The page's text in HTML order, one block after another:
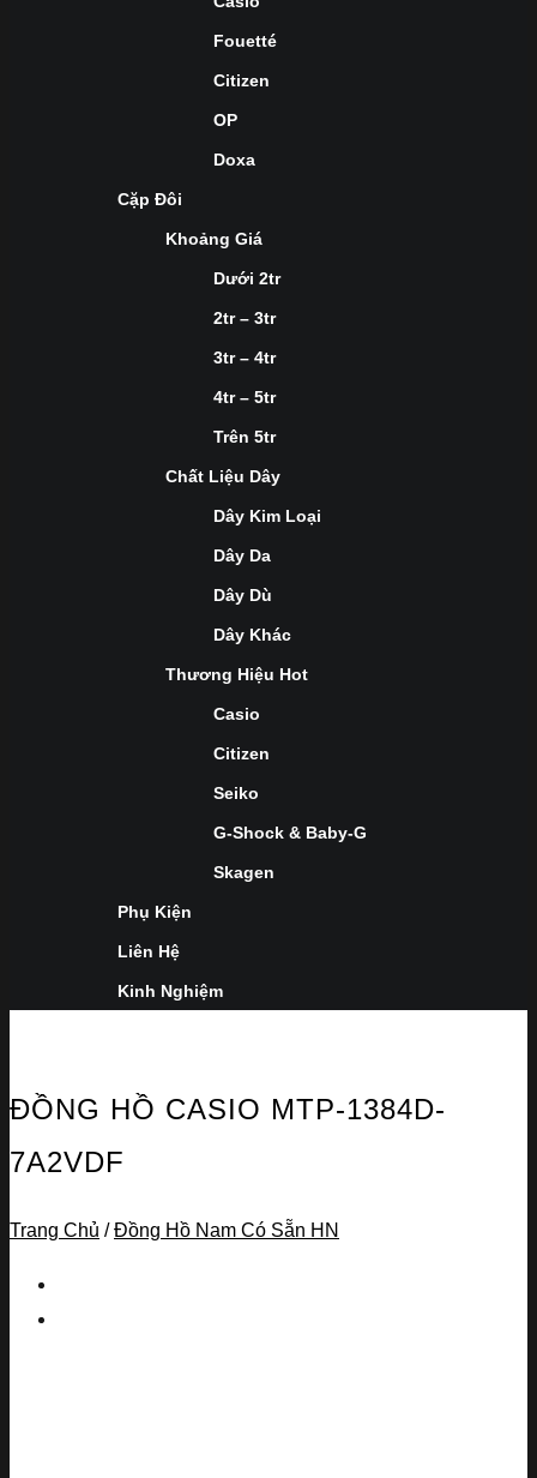
Fouetté
Citizen
OP
Doxa
Cặp Đôi
Khoảng Giá
Dưới 2tr
2tr – 3tr
3tr – 4tr
4tr – 5tr
Trên 5tr
Chất Liệu Dây
Dây Kim Loại
Dây Da
Dây Dù
Dây Khác
Thương Hiệu Hot
Casio
Citizen
Seiko
G-Shock & Baby-G
Skagen
Phụ Kiện
Liên Hệ
Kinh Nghiệm
ĐỒNG HỒ CASIO MTP-1384D-
7A2VDF
Trang Chủ / Đồng Hồ Nam Có Sẵn HN